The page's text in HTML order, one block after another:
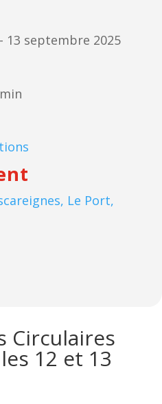
13 septembre 2025
Le Port,
Circulaires
12 et 13